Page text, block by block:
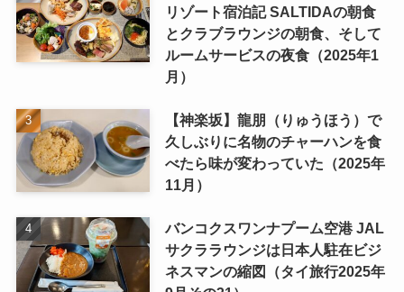
リゾート宿泊記 SALTIDAの朝食
とクラブラウンジの朝食、そして
ルームサービスの夜食（2025年1
月）
【神楽坂】龍朋（りゅうほう）で
久しぶりに名物のチャーハンを食
べたら味が変わっていた（2025年
11月）
バンコクスワンナプーム空港 JAL
サクララウンジは日本人駐在ビジ
ネスマンの縮図（タイ旅行2025年